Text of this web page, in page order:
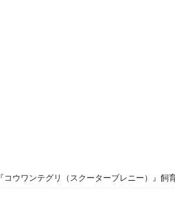
『コウワンテグリ（スクーターブレニー）』飼